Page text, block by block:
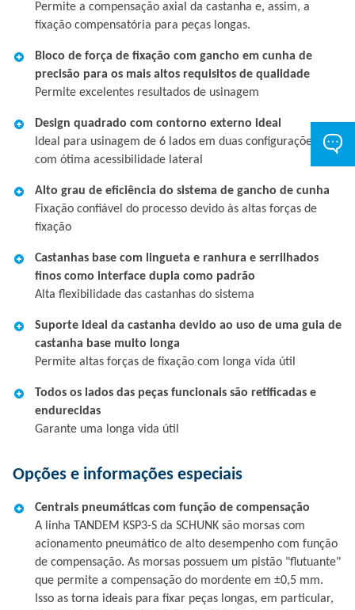
Permite a compensação axial da castanha e, assim, a
fixação compensatória para peças longas.
Bloco de força de fixação com gancho em cunha de
precisão para os mais altos requisitos de qualidade
Permite excelentes resultados de usinagem
Design quadrado com contorno externo ideal
Ideal para usinagem de 6 lados em duas configurações,
com ótima acessibilidade lateral
Alto grau de eficiência do sistema de gancho de cunha
Fixação confiável do processo devido às altas forças de
fixação
Castanhas base com lingueta e ranhura e serrilhados
finos como interface dupla como padrão
Alta flexibilidade das castanhas do sistema
Suporte ideal da castanha devido ao uso de uma guia de
castanha base muito longa
Permite altas forças de fixação com longa vida útil
Todos os lados das peças funcionais são retificadas e
endurecidas
Garante uma longa vida útil
Opções e informações especiais
Centrais pneumáticas com função de compensação
A linha TANDEM KSP3-S da SCHUNK são morsas com
acionamento pneumático de alto desempenho com função
de compensação. As morsas possuem um pistão "flutuante"
que permite a compensação do mordente em ±0,5 mm.
Isso as torna ideais para fixar peças longas, em particular,